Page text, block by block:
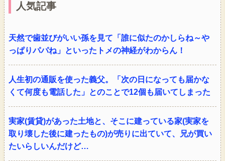
人気記事
天然で歯並びがいい孫を見て「誰に似たのかしらね～や
っぱりパパね」といったトメの神経がわからん！
人生初の通販を使った義父。「次の日になっても届かな
くて何度も電話した」とのことで12個も届いてしまった
実家(賃貸)があった土地と、そこに建っている家(実家を
取り壊した後に建ったもの)が売りに出ていて、兄が買い
たいらしいんだけど…